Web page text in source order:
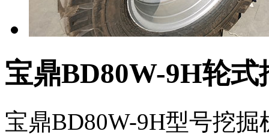
宝鼎BD80W-9H轮式
宝鼎BD80W-9H型号挖